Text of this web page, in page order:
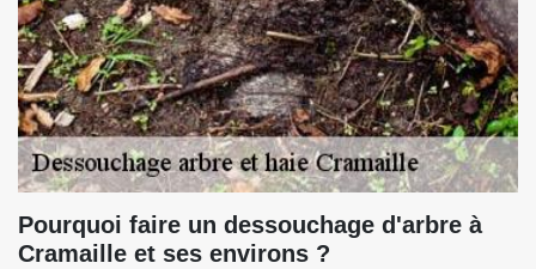
Pourquoi faire un dessouchage d'arbre à
Cramaille et ses environs ?